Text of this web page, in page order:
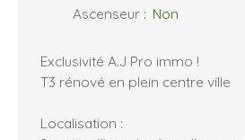
Ascenseur : Non
Exclusivité A.J Pro immo !
T3 rénové en plein centre ville
Localisation :